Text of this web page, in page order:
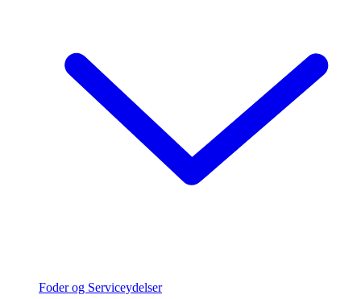
Foder og Serviceydelser